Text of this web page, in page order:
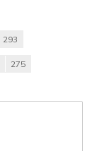
293
275